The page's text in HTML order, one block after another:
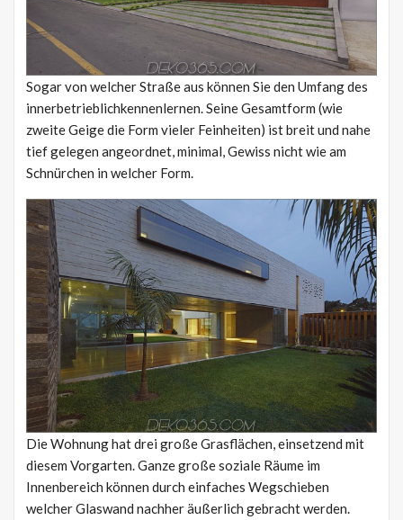
Sogar von welcher Straße aus können Sie den Umfang des
innerbetrieblichkennenlernen. Seine Gesamtform (wie
zweite Geige die Form vieler Feinheiten) ist breit und nahe
tief gelegen angeordnet, minimal, Gewiss nicht wie am
Schnürchen in welcher Form.
Die Wohnung hat drei große Grasflächen, einsetzend mit
diesem Vorgarten. Ganze große soziale Räume im
Innenbereich können durch einfaches Wegschieben
welcher Glaswand nachher äußerlich gebracht werden.